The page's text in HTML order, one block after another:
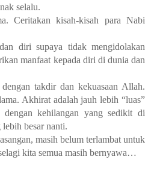
selalu.
Ceritakan kisah-kisah para Nabi
diri supaya tidak mengidolakan
manfaat kepada diri di dunia dan
takdir dan kekuasaan Allah.
Akhirat adalah jauh lebih “luas”
kehilangan yang sedikit di
besar nanti.
masih belum terlambat untuk
kita semua masih bernyawa…